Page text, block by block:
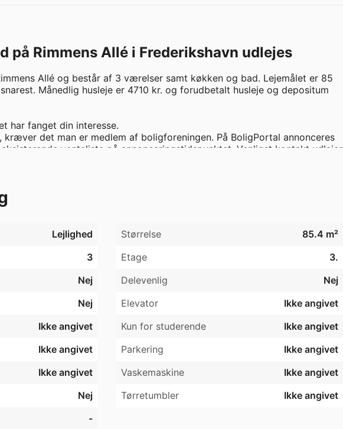
på Rimmens Allé i Frederikshavn udlejes
Allé og består af 3 værelser samt køkken og bad. Lejemålet er 85
Månedlig husleje er 4710 kr. og forudbetalt husleje og depositum
har fanget din interesse.
kræver det man er medlem af boligforeningen. På BoligPortal annonceres
venteliste på annonceringstidspunktet. Venligst kontakt udlejer
Lejlighed Størrelse
85.4 m²
3 Etage
3.
Nej Delevenlig
Nej
Nej Elevator
Ikke angivet
Ikke angivet Kun for studerende
Ikke angivet
Ikke angivet Parkering
Ikke angivet
Ikke angivet Vaskemaskine
Ikke angivet
Nej Tørretumbler
Ikke angivet
-